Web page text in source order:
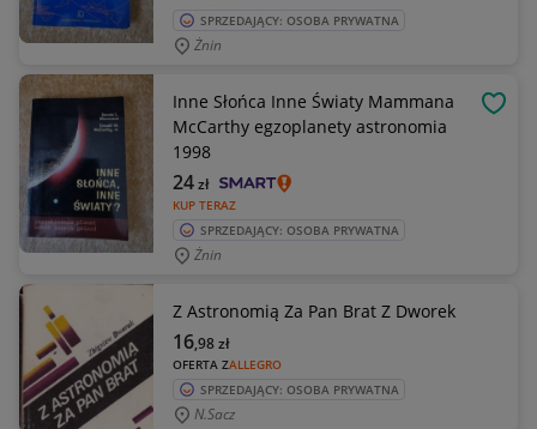
SPRZEDAJĄCY: OSOBA PRYWATNA
Żnin
Inne Słońca Inne Światy Mammana
McCarthy egzoplanety astronomia
1998
KUP TERAZ
24zł
SPRZEDAJĄCY: OSOBA PRYWATNA
Żnin
Z Astronomią Za Pan Brat Z Dworek
OFERTA ZALLEGRO
16,98zł
SPRZEDAJĄCY: OSOBA PRYWATNA
N.sacz